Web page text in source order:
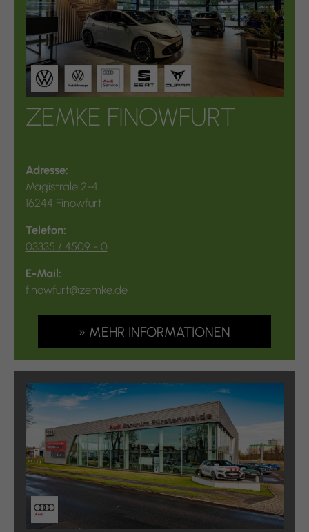
ZEMKE FINOWFURT
Adresse:
Magistrale 2-4
16244 Finowfurt
Telefon:
03335 / 4509 - 0
E-Mail:
finowfurt@zemke.de
» MEHR INFORMATIONEN